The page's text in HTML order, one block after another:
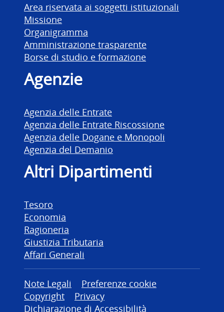
Area riservata ai soggetti istituzionali
Missione
Organigramma
Amministrazione trasparente
Borse di studio e formazione
Agenzie
Agenzia delle Entrate
Agenzia delle Entrate Riscossione
Agenzia delle Dogane e Monopoli
Agenzia del Demanio
Altri Dipartimenti
Tesoro
Economia
Ragioneria
Giustizia Tributaria
Affari Generali
Altre informazioni
Note Legali
Preferenze cookie
Copyright
Privacy
Dichiarazione di Accessibilità